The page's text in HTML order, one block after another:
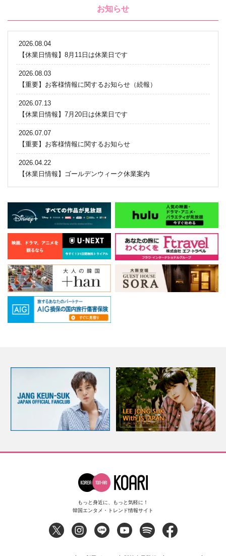
お知らせ
2026.08.04
【休業日情報】8月11日は休業日です
2026.08.03
【重要】お客様情報に関するお知らせ（続報）
2026.07.13
【休業日情報】7月20日は休業日です
2026.07.07
【重要】お客様情報に関するお知らせ
2026.04.22
【休業日情報】ゴールデンウィーク休業案内
もっと身近に、もっと気軽に！
韓国エンタメ・トレンド情報サイト